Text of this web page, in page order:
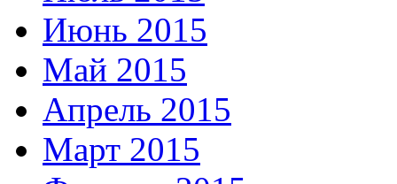
Июнь 2015
Май 2015
Апрель 2015
Март 2015